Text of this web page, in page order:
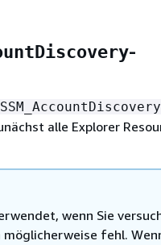
-
alle Explorer
wenn Sie
möglicherweise fehl.